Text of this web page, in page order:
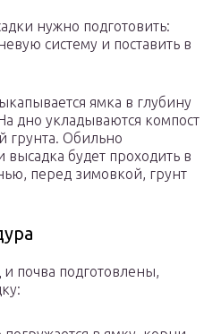
нужно подготовить:
систему и поставить в
ямка в глубину
дно укладываются компост
грунта. Обильно
высадка будет проходить в
перед зимовкой, грунт
и почва подготовлены,